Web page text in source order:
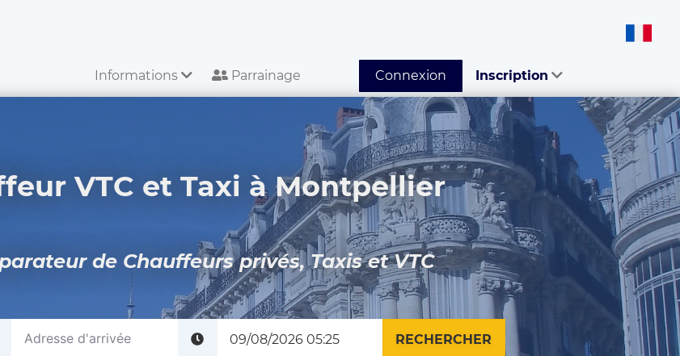
Informations Parrainage Connexion Inscription
VTC et Taxi à Montpellier
de Chauffeurs privés, Taxis et VTC
RECHERCHER